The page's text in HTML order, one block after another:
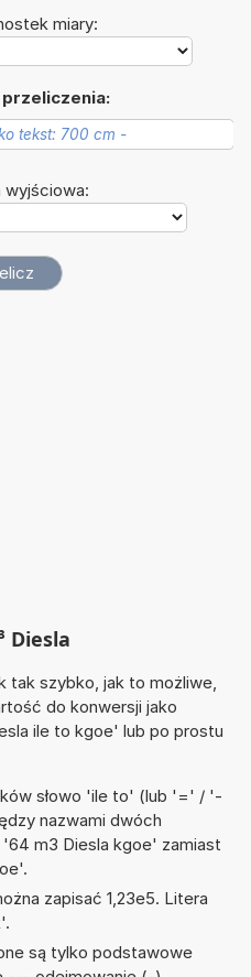
miary:
Diesla
tak szybko, jak to możliwe,
do konwersji jako
ile to kgoe' lub po prostu
słowo 'ile to' (lub '=' / '-
nazwami dwóch
'64 m3 Diesla kgoe' zamiast
zapisać 1,23e5. Litera
są tylko podstawowe